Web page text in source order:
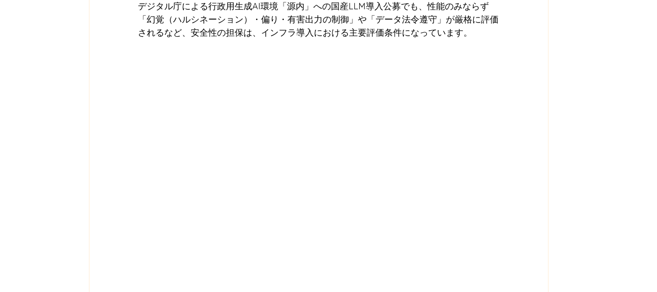
デジタル庁による行政用生成AI環境「源内」への国産LLM導入公募でも、性能のみならず
「幻覚（ハルシネーション）・偏り・有害出力の制御」や「データ法令遵守」が厳格に評価
されるなど、安全性の担保は、インフラ導入における主要評価条件になっています。